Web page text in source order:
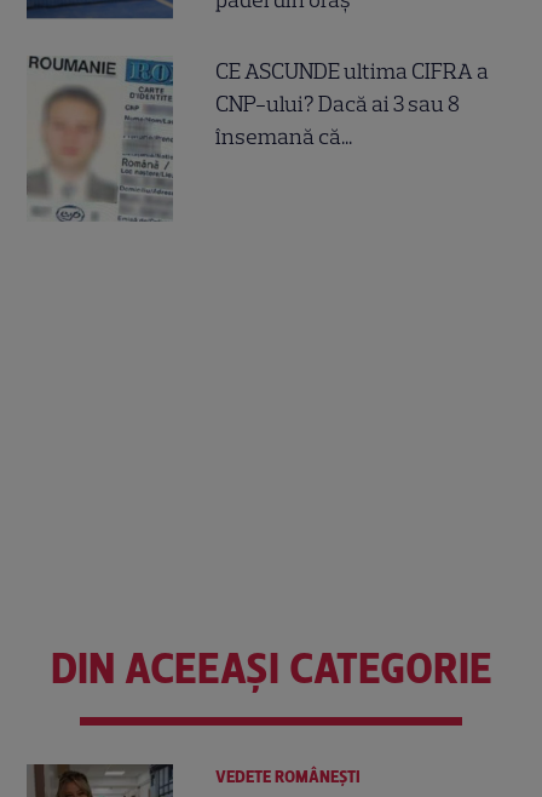
CE ASCUNDE ultima CIFRA a
CNP-ului? Dacă ai 3 sau 8
însemană că...
DIN ACEEAȘI CATEGORIE
VEDETE ROMÂNEŞTI